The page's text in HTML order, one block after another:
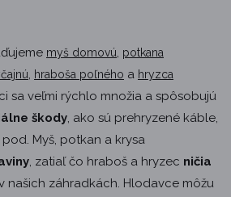
myš domovú, potkana
, hraboša poľného a hryzca
sa veľmi rýchlo množia a spôsobujú
škody, ako sú prehryzené káble,
Myš, potkan a krysa
, zatiaľ čo hraboš a hryzec ničia
našich záhradkách. Hlodavce môžu